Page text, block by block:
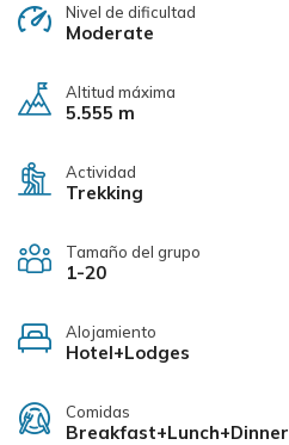
Nivel de dificultad
Moderate
Altitud máxima
5.555 m
Actividad
Trekking
Tamaño del grupo
1-20
Alojamiento
Hotel+Lodges
Comidas
Breakfast+Lunch+Dinner